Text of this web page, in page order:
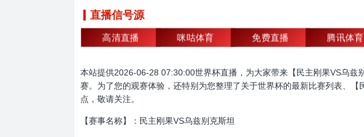
直播信号源
高清直播 咪咕体育 免费直播 腾讯体育
本站提供2026-06-28 07:30:00世界杯直播，为大家带来【民主刚果VS乌
赛。为了您的观赛体验，还特别为您整理了关于世界杯的最新比赛列表、
点，敬请关注。
【赛事名称】：民主刚果VS乌兹别克斯坦